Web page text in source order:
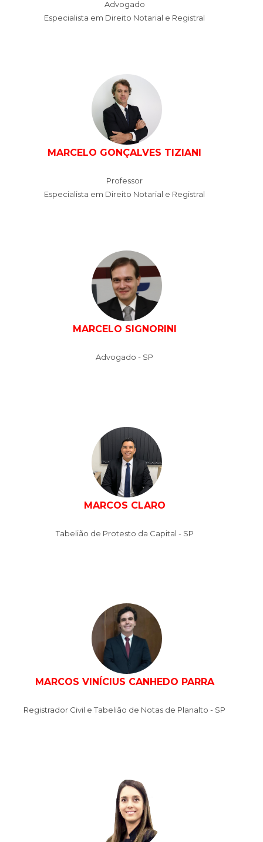
Advogado
Especialista em Direito Notarial e Registral
MARCELO GONÇALVES TIZIANI
Professor
Especialista em Direito Notarial e Registral
MARCELO SIGNORINI
Advogado - SP
MARCOS CLARO
Tabelião de Protesto da Capital - SP
MARCOS VINÍCIUS CANHEDO PARRA
Registrador Civil e Tabelião de Notas de Planalto - SP